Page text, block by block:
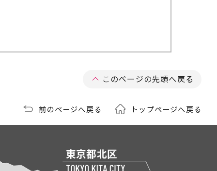
このページの先頭へ戻る
前のページへ戻る トップページへ戻る